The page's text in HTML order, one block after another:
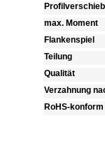
max. Moment
Flankenspiel
Teilung
Qualität
Verzahnung
RoHS-konform